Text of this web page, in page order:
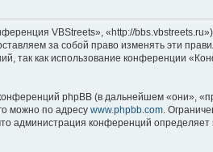
VBStreets», «http://
за собой право изменять эти
так как использование конференции
phpBB (в дальнейшем «они»,
можно по адресу www.phpbb.com.
администрация конференций